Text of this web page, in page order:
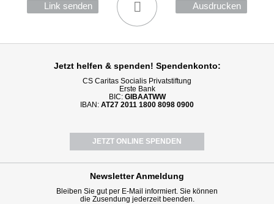
Link senden Ausdrucken
Jetzt helfen & spenden! Spendenkonto:
CS Caritas Socialis Privatstiftung
Erste Bank
BIC: GIBAATWW
IBAN: AT27 2011 1800 8098 0900
JETZT ONLINE SPENDEN
NewsletterAnmeldung
Bleiben Sie gut per E-Mail informiert. Sie können
die Zusendung jederzeit beenden.